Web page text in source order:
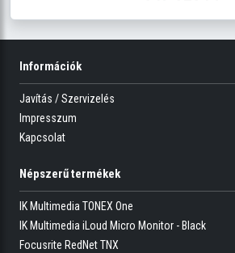
Információk
Javítás / Szervizelés
Impresszum
Kapcsolat
Népszerű termékek
IK Multimedia TONEX One
IK Multimedia iLoud Micro Monitor - Black
Focusrite RedNet TNX